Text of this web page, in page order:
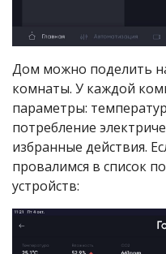
Дом можно поделить
комнаты. У каждой
параметры:
потребление
избранные действия.
провалимся в список
устройств: